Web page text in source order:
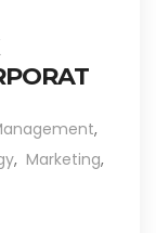
,
, Marketing,